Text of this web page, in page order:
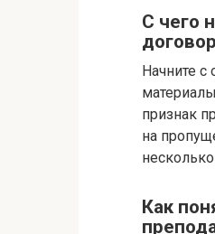
С чего
Начните с
признак
на
Как